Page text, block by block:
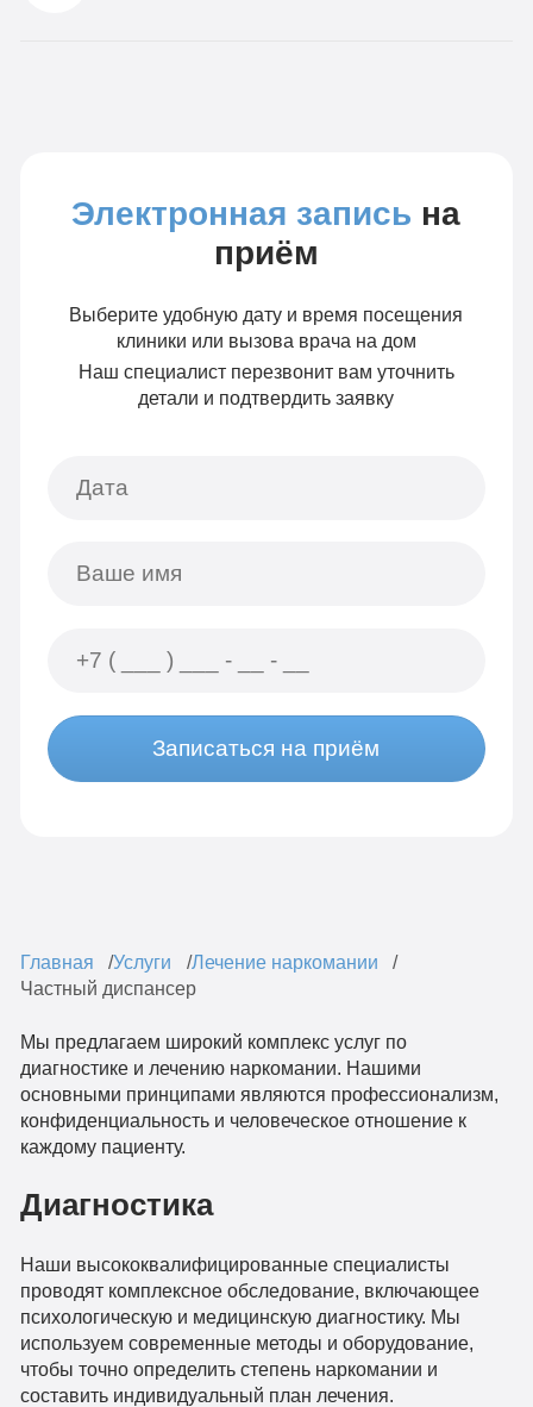
Электронная запись на
приём
Выберите удобную дату и время посещения
клиники или вызова врача на дом
Наш специалист перезвонит вам уточнить
детали и подтвердить заявку
Записаться на приём
Главная Услуги
Лечение наркомании
Частный диспансер
Мы предлагаем широкий комплекс услуг по
диагностике и лечению наркомании. Нашими
основными принципами являются профессионализм,
конфиденциальность и человеческое отношение к
каждому пациенту.
Диагностика
Наши высококвалифицированные специалисты
проводят комплексное обследование, включающее
психологическую и медицинскую диагностику. Мы
используем современные методы и оборудование,
чтобы точно определить степень наркомании и
составить индивидуальный план лечения.